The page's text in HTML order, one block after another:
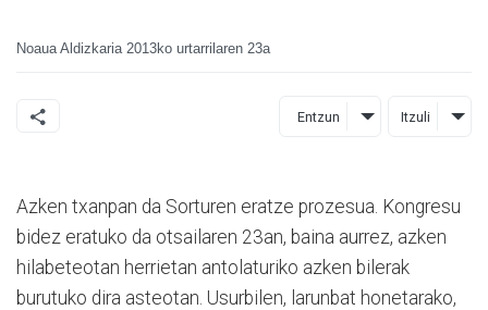
Noaua Aldizkaria 2013ko urtarrilaren 23a
Entzun Itzuli
Azken txanpan da Sorturen eratze prozesua. Kongresu
bidez eratuko da otsailaren 23an, baina aurrez, azken
hilabeteotan herrietan antolaturiko azken bilerak
burutuko dira asteotan. Usurbilen, larunbat honetarako,